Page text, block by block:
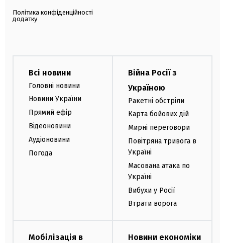
Політика конфіденційності
додатку
Всі новини
Головні новини
Новини України
Прямий ефір
Відеоновини
Аудіоновини
Погода
Війна Росії з
Україною
Ракетні обстріли
Карта бойових дій
Мирні переговори
Повітряна тривога в
Україні
Масована атака по
Україні
Вибухи у Росії
Втрати ворога
Мобілізація в
Новини економіки